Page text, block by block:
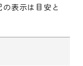
表示は目安と